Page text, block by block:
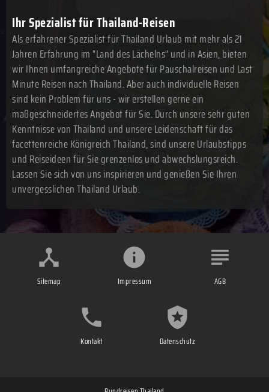
Ihr Spezialist für Thailand-Reisen
Als erfahrener Spezialist für Thailand Urlaub mit mehr als 21
Jahren Erfahrung im "Land des Lächelns" und in Asien, bieten
wir Ihnen umfangreiche Angebote für Pauschalreisen und Last
Minute Reisen nach Thailand. Aber auch individuelle Reisen
sind kein Problem für uns - wir erstellen gerne ein
maßgeschneidertes Angebot für Sie. Durch unsere sehr guten
Kenntnisse von Thailand und unsere Leidenschaft für das
facettenreiche Königreich Thailand, sind unsere Urlaubstipps
und Reiseideen für Sie grenzenlos und abwechslungsreich.
Lassen Sie sich von uns inspirieren und genießen Sie Ihren
unvergesslichen Thailand Urlaub.
Sitemap Impressum AGB
Kontakt Datenschutz